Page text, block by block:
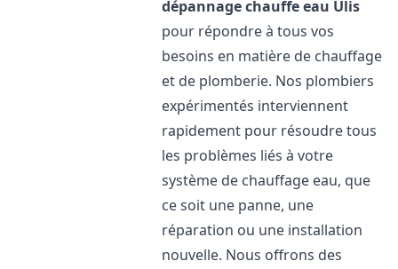
dépannage chauffe eau Ulis
pour répondre à tous vos
besoins en matière de chauffage
et de plomberie. Nos plombiers
expérimentés interviennent
rapidement pour résoudre tous
les problèmes liés à votre
système de chauffage eau, que
ce soit une panne, une
réparation ou une installation
nouvelle. Nous offrons des